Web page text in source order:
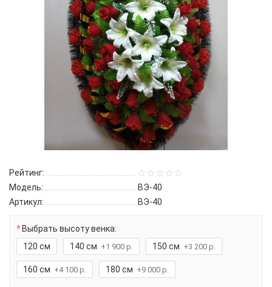
Рейтинг:
Модель:
ВЭ-40
Артикул:
ВЭ-40
Выбрать высоту венка:
120 см
140 см +1 900 р. 150 см +3 200 р.
160 см +4 100 р. 180 см +9 000 р.